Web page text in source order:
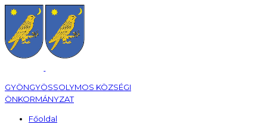
GYÖNGYÖSSOLYMOS KÖZSÉGI
ÖNKORMÁNYZAT
Főoldal